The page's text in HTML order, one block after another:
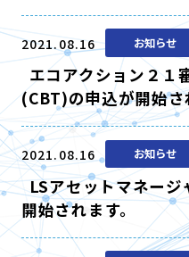
2021.08.16 お知らせ
エコアクション２
(CBT)の申込が開始
2021.08.16 お知らせ
LSアセットマネー
開始されます。